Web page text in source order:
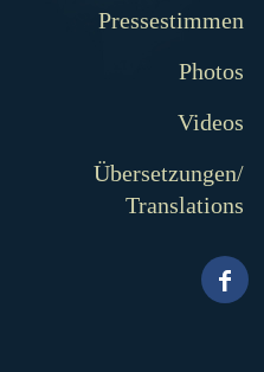
Pressestimmen
Photos
Videos
Übersetzungen/
Translations